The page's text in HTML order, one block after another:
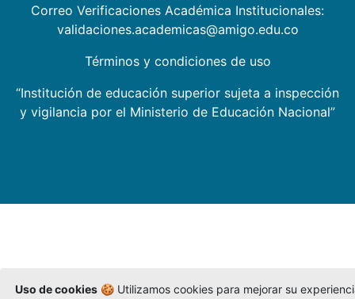
Correo Verificaciones Académica Institucionales:
validaciones.academicas@amigo.edu.co
Términos y condiciones de uso
“Institución de educación superior sujeta a inspección
y vigilancia por el Ministerio de Educación Nacional”
Uso de cookies 🍪 Utilizamos cookies para mejorar su